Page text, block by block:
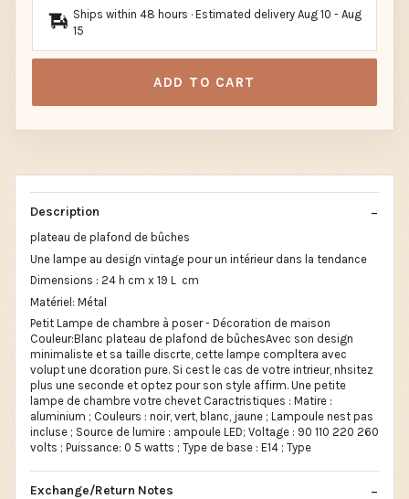
Ships within 48 hours · Estimated delivery Aug 10 - Aug
15
ADD TO CART
Description
plateau de plafond de bûches
Une lampe au design vintage pour un intérieur dans la tendance
Dimensions : 24 h cm x 19 L cm
Matériel: Métal
Petit Lampe de chambre à poser - Décoration de maison
Couleur:Blanc plateau de plafond de bûchesAvec son design
minimaliste et sa taille discrte, cette lampe compltera avec
volupt une dcoration pure. Si cest le cas de votre intrieur, nhsitez
plus une seconde et optez pour son style affirm. Une petite
lampe de chambre votre chevet Caractristiques : Matire :
aluminium ; Couleurs : noir, vert, blanc, jaune ; Lampoule nest pas
incluse ; Source de lumire : ampoule LED; Voltage : 90 110 220 260
volts ; Puissance: 0 5 watts ; Type de base : E14 ; Type
Exchange/Return Notes